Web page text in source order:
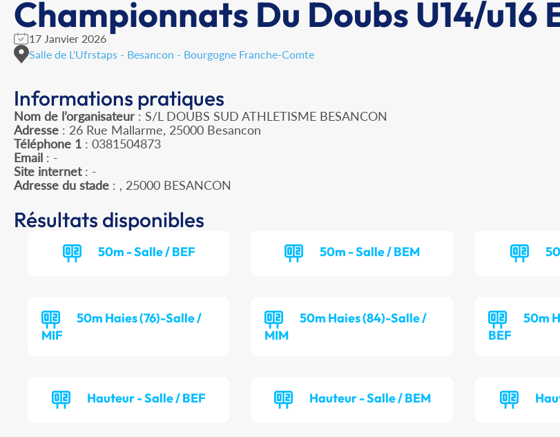
Championnats Du Doubs U14/u16
17 Janvier 2026
Salle de L'Ufrstaps - Besancon - Bourgogne Franche-Comte
Informations pratiques
Nom de l’organisateur : S/L DOUBS SUD ATHLETISME BESANCON
Adresse : 26 Rue Mallarme, 25000 Besancon
Téléphone 1 : 0381504873
Email : -
Site internet: -
Adresse du stade : , 25000 BESANCON
Résultats disponibles
50m - Salle / BEF 50m - Salle / BEM
50m Haies (76)-Salle /
MIF
50m Haies (84)-Salle /
MIM
50m
BEF
Hauteur - Salle / BEF Hauteur - Salle / BEM